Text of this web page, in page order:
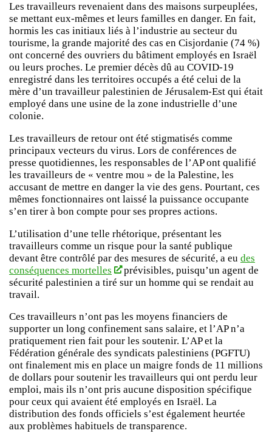
Les travailleurs revenaient dans des maisons surpeuplées,
se mettant eux-mêmes et leurs familles en danger. En fait,
hormis les cas initiaux liés à l’industrie au secteur du
tourisme, la grande majorité des cas en Cisjordanie (74 %)
ont concerné des ouvriers du bâtiment employés en Israël
ou leurs proches. Le premier décès dû au COVID-19
enregistré dans les territoires occupés a été celui de la
mère d’un travailleur palestinien de Jérusalem-Est qui était
employé dans une usine de la zone industrielle d’une
colonie.
Les travailleurs de retour ont été stigmatisés comme
principaux vecteurs du virus. Lors de conférences de
presse quotidiennes, les responsables de l’AP ont qualifié
les travailleurs de « ventre mou » de la Palestine, les
accusant de mettre en danger la vie des gens. Pourtant, ces
mêmes fonctionnaires ont laissé la puissance occupante
s’en tirer à bon compte pour ses propres actions.
L’utilisation d’une telle rhétorique, présentant les
travailleurs comme un risque pour la santé publique
devant être contrôlé par des mesures de sécurité, a eu des
conséquences mortelles
prévisibles, puisqu’un agent de
sécurité palestinien a tiré sur un homme qui se rendait au
travail.
Ces travailleurs n’ont pas les moyens financiers de
supporter un long confinement sans salaire, et l’AP n’a
pratiquement rien fait pour les soutenir. L’AP et la
Fédération générale des syndicats palestiniens (PGFTU)
ont finalement mis en place un maigre fonds de 11 millions
de dollars pour soutenir les travailleurs qui ont perdu leur
emploi, mais ils n’ont pris aucune disposition spécifique
pour ceux qui avaient été employés en Israël. La
distribution des fonds officiels s’est également heurtée
aux problèmes habituels de transparence.